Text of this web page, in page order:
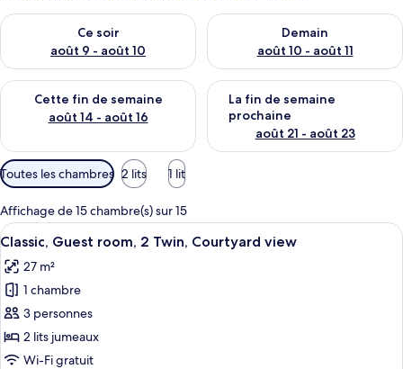
Ce soir
août 9 - août 10
Vérifier la disponibilité pour ce soir août 9 - août 10
Demain
août 10 - août 11
Vérifier la disponibilité pour
Cette fin de semaine
août 14 - août 16
Vérifier la disponibilité pour cette fin de semaine août 14 -
La fin de semaine
prochaine
août 21 - août 23
Vérifier la disponibilité pour
Filtres
disponibles
pour
les
chambres
Toutes les chambres 2 lits 1 lit
Affichage de 15 chambre(s) sur 15
Afficher
toutes
les
photos
pour
ce
type
Une chambre d’hôtel avec deux lits,
4
Classic, Guest room, 2 Twin, Courtyard view
27 m²
1 chambre
3 personnes
2 lits jumeaux
Wi-Fi gratuit